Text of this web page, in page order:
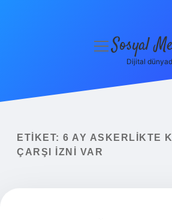
Yasal Uyarı
menüyüSosyal
Dijital
ETIKET: 6 AY ASKERLIKTE
ÇARŞI IZNI VAR